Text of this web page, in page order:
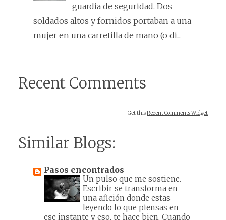
guardia de seguridad. Dos
soldados altos y fornidos portaban a una
mujer en una carretilla de mano (o di...
Recent Comments
Get thisRecent Comments Widget
Similar Blogs:
Pasos encontrados
Un pulso que me sostiene. -
Escribir se transforma en
una afición donde estas
leyendo lo que piensas en
ese instante y eso, te hace bien. Cuando